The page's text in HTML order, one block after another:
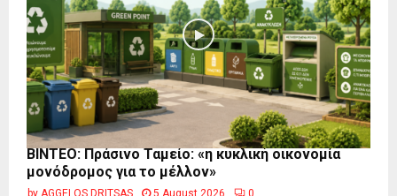
BINTEO: Πράσινο Ταμείο: «η κυκλική οικονομία
μονόδρομος για το μέλλον»
by AGGELOS DRITSAS 5 August 2026 0